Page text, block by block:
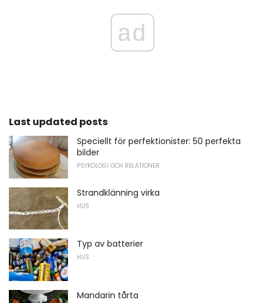
ad
Last updated posts
Speciellt för perfektionister: 50 perfekta
bilder
PSYKOLOGI OCH RELATIONER
Strandklänning virka
HUS
Typ av batterier
HUS
Mandarin tårta